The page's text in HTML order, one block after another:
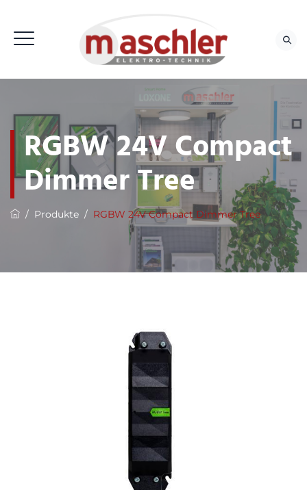
RGBW 24V Compact
Dimmer Tree
/ Produkte / RGBW 24V Compact Dimmer Tree